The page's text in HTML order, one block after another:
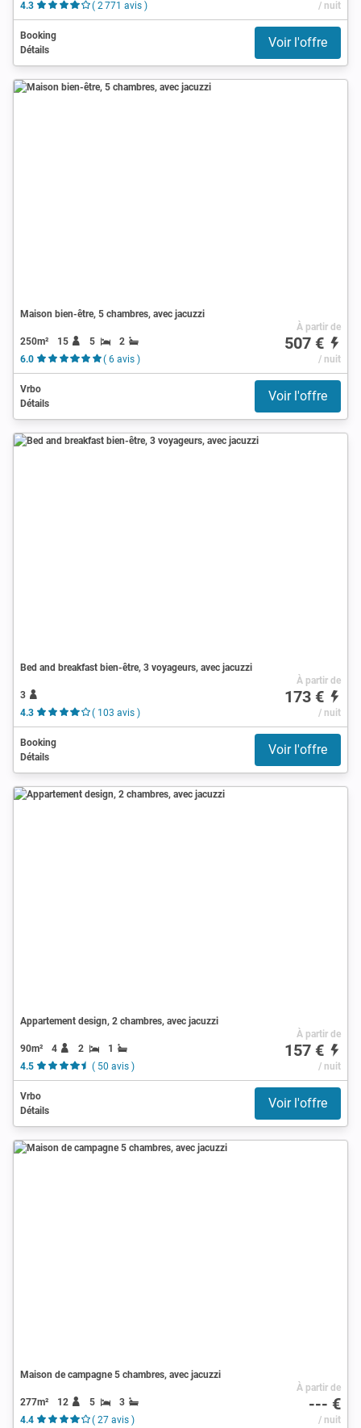
4.3 ( 2 771 avis ) / nuit
Booking
Détails
Voir l'offre
Maison bien-être, 5 chambres, avec jacuzzi
250m² 15 5
2
6.0
( 6 avis )
À partir de
507 €
/ nuit
Vrbo
Détails
Voir l'offre
Bed and breakfast bien-être, 3 voyageurs, avec jacuzzi
3
4.3
( 103 avis )
À partir de
173 €
/ nuit
Booking
Détails
Voir l'offre
Appartement design, 2 chambres, avec jacuzzi
90m² 4 2
1
4.5
( 50 avis )
À partir de
157 €
/ nuit
Vrbo
Détails
Voir l'offre
Maison de campagne 5 chambres, avec jacuzzi
277m² 12 5
3
4.4
( 27 avis )
À partir de
--- €
/ nuit